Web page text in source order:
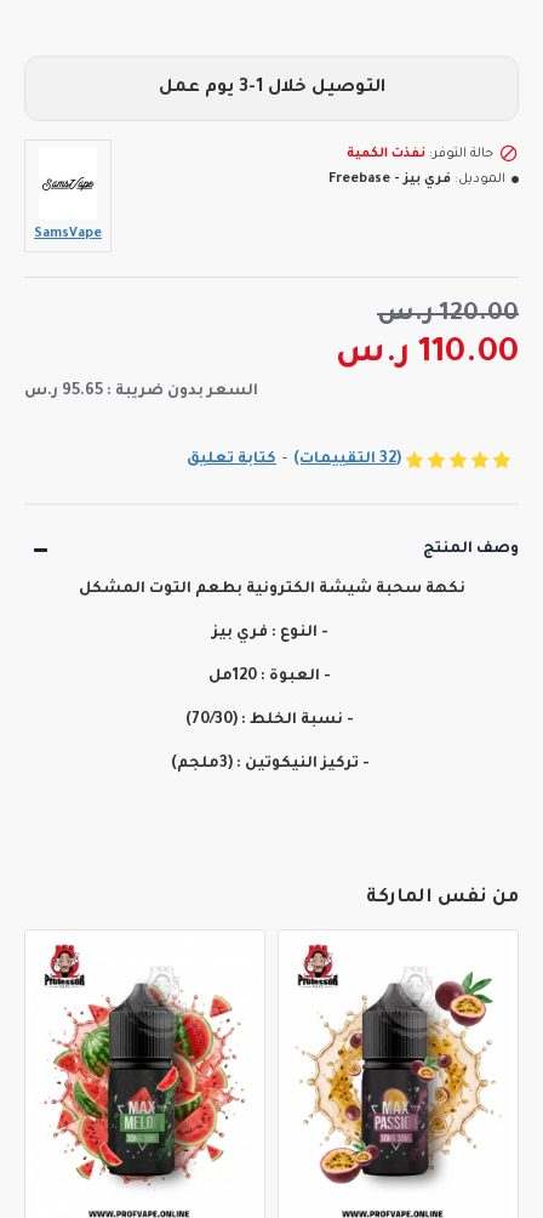
(32 التقييمات) - كتابة تعليق
110.00 ر.س
120.00 ر.س
السعر بدون ضريبة : 95.65 ر.س
حالة التوفر: نفذت الكمية
الموديل: فري بيز - Freebase
SamsVape
التوصيل خلال 1-3 يوم عمل
وصف المنتج
نكهة سحبة شيشة الكترونية بطعم التوت المشكل
- النوع : فري بيز
- العبوة : 120مل
- نسبة الخلط : (70/30)
- تركيز النيكوتين : (3ملجم)
من نفس الماركة